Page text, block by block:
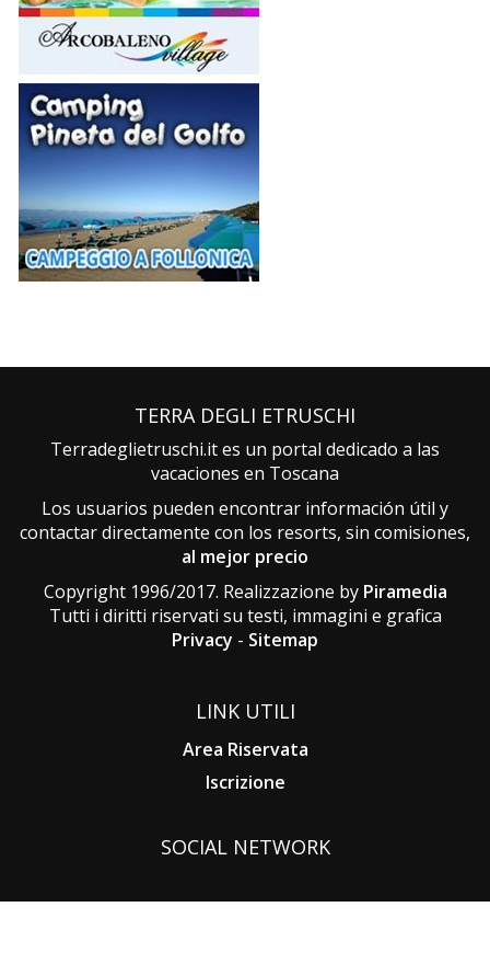
TERRA DEGLI ETRUSCHI
Terradeglietruschi.it es un portal dedicado a las
vacaciones en Toscana
Los usuarios pueden encontrar información útil y
contactar directamente con los resorts, sin comisiones,
al mejor precio
Copyright 1996/2017. Realizzazione by Piramedia
Tutti i diritti riservati su testi, immagini e grafica
Privacy - Sitemap
LINK UTILI
Area Riservata
Iscrizione
SOCIAL NETWORK